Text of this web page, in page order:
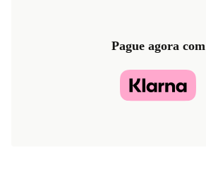
Pague agora com